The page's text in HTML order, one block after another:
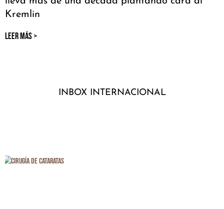
Kremlin
LEER MÁS >
INBOX INTERNACIONAL